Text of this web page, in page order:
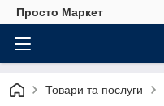
Просто Маркет
Товари та послуги